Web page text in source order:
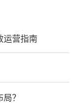
运营指南
？